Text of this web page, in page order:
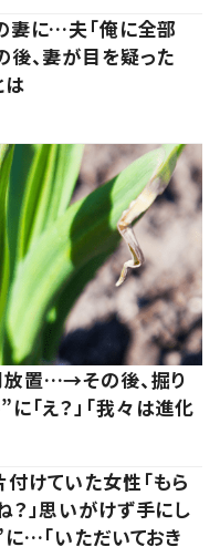
妻に…夫「俺に全部
後、妻が目を疑った
は
放置…→その後、掘り
「え？」「我々は進化
けていた女性「もら
？」思いがけず手にし
…「いただいておき